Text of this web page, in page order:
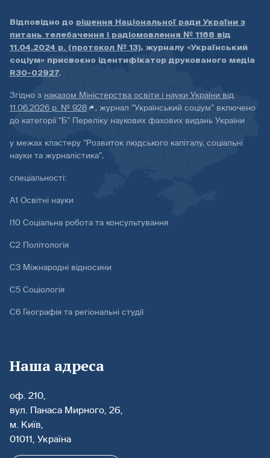
Відповідно до рішення Національної ради України з
питань телебачення і радіомовлення № 1168 від
11.04.2024 р. (протокол № 13), журналу «Український
соціум» присвоєно ідентифікатор друкованого медіа
R30-02927.
Згідно з наказом Міністерства освіти і науки України від
11.06.2026 р. № 928
, журнал “Український соціум” включено
до категорії “Б” Переліку наукових фахових видань України
у межах кластеру “Розвиток людського капіталу, соціальні
науки та журналістика”,
спеціальності:
А1 Освітні науки
І10 Соціальна робота та консультування
С2 Політологія
С3 Міжнародні відносини
С5 Соціологія
С6 Географія та регіональні студії
Наша адреса
оф. 210,
вул. Панаса Мирного, 26,
м. Київ,
01011, Україна